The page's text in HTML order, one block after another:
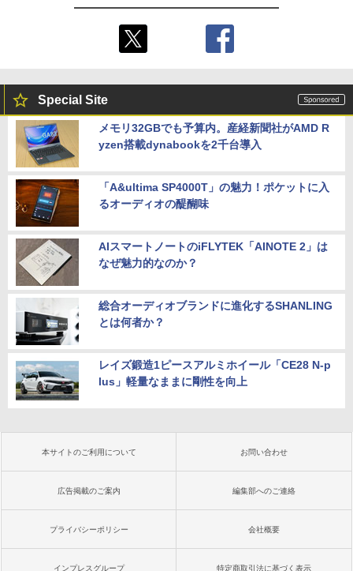
Special Site
メモリ32GBでも予算内。産経新聞社がAMD R
yzen搭載dynabookを2千台導入
「A&ultima SP4000T」の魅力！ポケットに入
るオーディオの醍醐味
AIスマートノートのiFLYTEK「AINOTE 2」は
なぜ魅力的なのか？
総合オーディオブランドに進化するSHANLING
とは何者か？
レイズ鍛造1ピースアルミホイール「CE28 N-p
lus」軽量なままに剛性を向上
本サイトのご利用について お問い合わせ
広告掲載のご案内 編集部へのご連絡
プライバシーポリシー 会社概要
インプレスグループ 特定商取引法に基づく表示